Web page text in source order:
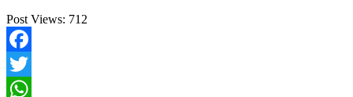
Post Views: 712
Facebook
Twitter